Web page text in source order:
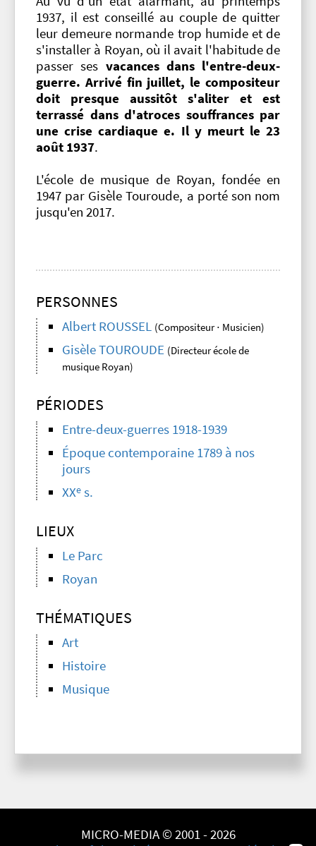
1937, il est conseillé au couple de quitter
leur demeure normande trop humide et de
s'installer à Royan, où il avait l'habitude de
passer ses vacances dans l'entre-deux-
guerre. Arrivé fin juillet, le compositeur
doit presque aussitôt s'aliter et est
terrassé dans d'atroces souffrances par
une crise cardiaque e. Il y meurt le 23
août 1937.
L'école de musique de Royan, fondée en
1947 par Gisèle Touroude, a porté son nom
jusqu'en 2017.
PERSONNES
Albert ROUSSEL (Compositeur ⋅ Musicien)
Gisèle TOUROUDE (Directeur école de
musique Royan)
PÉRIODES
Entre-deux-guerres 1918-1939
Époque contemporaine 1789 à nos
jours
XXe s.
LIEUX
Le Parc
Royan
THÉMATIQUES
Art
Histoire
Musique
MICRO-MEDIA © 2001 - 2026